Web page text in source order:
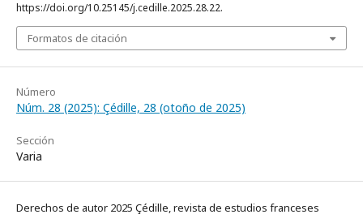
https://doi.org/10.25145/j.cedille.2025.28.22.
Formatos de citación
Número
Núm. 28 (2025): Çédille, 28 (otoño de 2025)
Sección
Varia
Derechos de autor 2025 Çédille, revista de estudios franceses